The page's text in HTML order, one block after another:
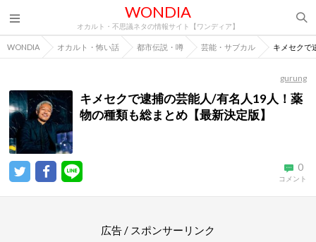
WONDIA
オカルト・不思議ネタの情報サイト【ワンディア】
WONDIA オカルト・怖い話 都市伝説・噂 芸能・サブカル キメセクで
gurung
キメセクで逮捕の芸能人/有名人19人！薬
物の種類も総まとめ【最新決定版】
0
コメント
広告 / スポンサーリンク